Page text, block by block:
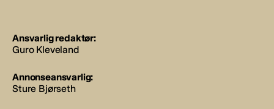
Ansvarlig redaktør:
Guro Kleveland
Annonseansvarlig:
Sture Bjørseth